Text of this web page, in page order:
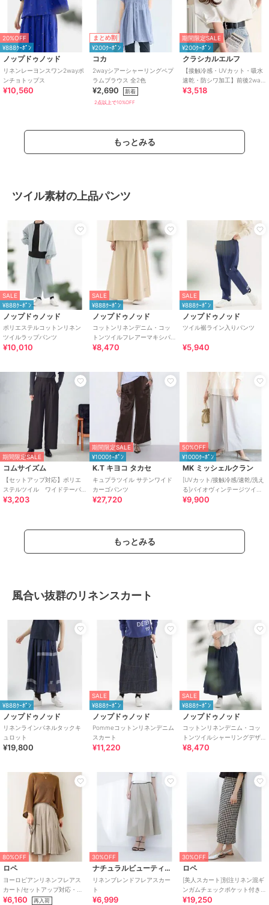
20%OFF
¥888ｸｰﾎﾟﾝ
ノップドゥノッド
リネンレーヨンスワン2wayポ
ンチョトップス
¥10,560
まとめ割
¥200ｸｰﾎﾟﾝ
コカ
2wayシアーシャーリングペプ
ラムブラウス 全2色
¥2,690 新着
2点以上で10%OFF
期間限定SALE
¥200ｸｰﾎﾟﾝ
クラシカルエルフ
【接触冷感・UVカット・吸水
速乾・防シワ加工】前後2way
配色ステッチランタンスリー
¥3,518
もっとみる
ツイル素材の上品パンツ
SALE
¥888ｸｰﾎﾟﾝ
ノップドゥノッド
ポリエステルコットンリネン
ツイルラップパンツ
¥10,010
SALE
¥888ｸｰﾎﾟﾝ
ノップドゥノッド
コットンリネンデニム・コッ
トンツイルフレアーマキシパ
ンツ
¥8,470
SALE
¥888ｸｰﾎﾟﾝ
ノップドゥノッド
ツイル裾ライン入りパンツ
¥5,940
期間限定SALE
コムサイズム
【セットアップ対応】ポリエ
ステルツイル ワイドテーパ
ードパンツ
¥3,203
期間限定SALE
¥1000ｸｰﾎﾟﾝ
K.T キヨコ タカセ
キュプラツイル サテンワイド
カーゴパンツ
¥27,720
50%OFF
¥1000ｸｰﾎﾟﾝ
MK ミッシェルクラン
[UVカット/接触冷感/速乾/洗え
る]バイオヴィンテージツイル
ワイドストレートパンツ
¥9,900
もっとみる
風合い抜群のリネンスカート
¥888ｸｰﾎﾟﾝ
ノップドゥノッド
リネンラインパネルタックキ
ュロット
¥19,800
SALE
¥888ｸｰﾎﾟﾝ
ノップドゥノッド
Pommeコットンリネンデニム
スカート
¥11,220
SALE
¥888ｸｰﾎﾟﾝ
ノップドゥノッド
コットンリネンデニム・コッ
トンツイルシャーリングデザ
インスカート
¥8,470
80%OFF
ロペ
ヨーロピアンリネンフレアス
カート/セットアップ対応・イ
ージーケア
¥6,160 再入荷
30%OFF
ナチュラルビューティーベーシック
リネンブレンドフレアスカー
ト
¥6,999
30%OFF
ロペ
[美人スカート]別注リネン混ギ
ンガムチェックポケット付き
タイトスカート/イージーケア
¥19,250